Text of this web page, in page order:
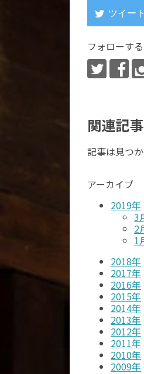
フォローする
関連記事
記事は見つ
アーカイブ
2019年
3
2
1
2018年
2017年
2016年
2015年
2014年
2013年
2012年
2011年
2010年
2009年